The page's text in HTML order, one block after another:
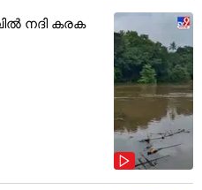
നദി കരക